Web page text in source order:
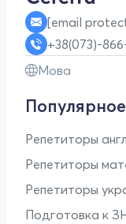
[email
+38(073)-
Мова
Популярное
Репетиторы
Репетиторы
Репетиторы
Подготовка к